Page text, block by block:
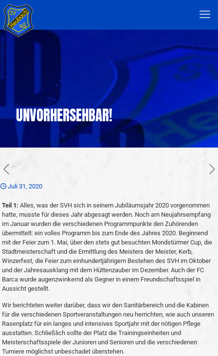
UNVORHERSEHBAR!
Juli 31, 2020
Teil 1: Alles, was der SVH sich in seinem Jubiläumsjahr 2020 vorgenommen
hatte, musste für dieses Jahr abgesagt werden. Noch am Neujahrsempfang
im Januar wurden die verschiedenen Programmpunkte den Zuhörenden
übermittelt: ein volles Programm bis zum Ende des Jahres 2020. Beginnend
mit der Feier zum 1. Mai, über den stets gut besuchten Mondstürmer Cup, die
Stadtmeisterschaft und die Ermittlung des Meisters der Meister, Kerb,
Winzerfest, die Feier zum einhundertjährigem Bestehen des SVH im Oktober
und der Jahresausklang mit dem Hüttenzauber im Dezember. Auch der FC
Barca wurde augenzwinkernd als Gegner in einem Freundschaftsspiel in
Aussicht gestellt.
Wir berichteten weiter darüber, dass wir den Sanitärbereich und die Kabinen
für die verschiedenen Sportveranstaltungen neu herrichten, wie auch unseren
Rasenplatz für ein langes und intensives Sportjahr mit der nötigen Pflege
ausstatten. Schließlich sollte der Platz die Trainingseinheiten und
Meisterschaftsspiele der Junioren und Senioren und die verschiedenen
Turniere möglichst unbeschadet überstehen.